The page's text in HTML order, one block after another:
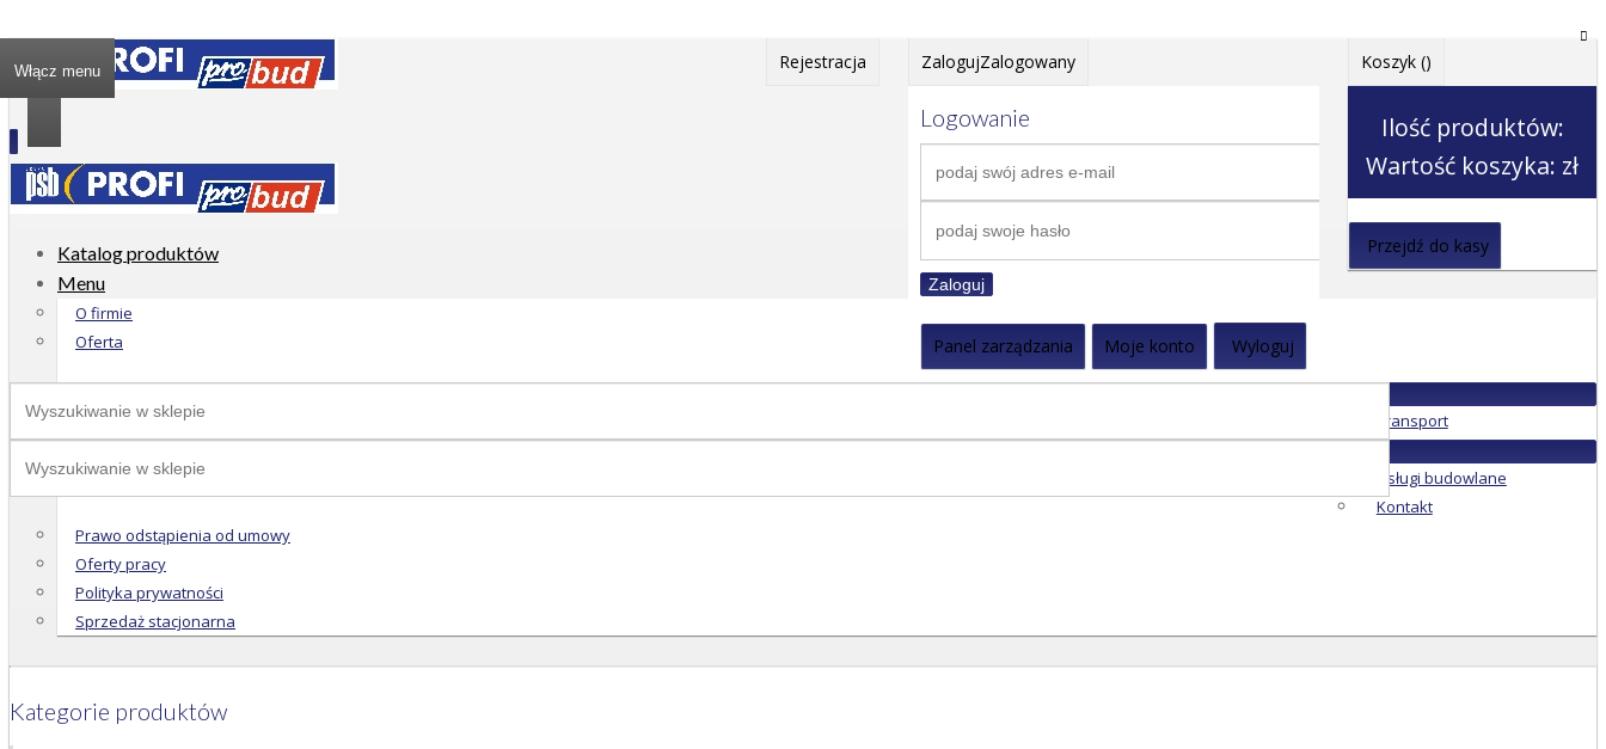
Rejestracja ZalogujZalogowany
Logowanie
Zaloguj
Panel zarządzania Moje konto Wyloguj
Koszyk ()
Ilość produktów:
Wartość koszyka: zł
Przejdź do kasy
Włącz menu
Katalog produktów
Menu
O firmie
Oferta
Transport
Usługi budowlane
Kontakt
Prawo odstąpienia od umowy
Oferty pracy
Polityka prywatności
Sprzedaż stacjonarna
Kategorie produktów